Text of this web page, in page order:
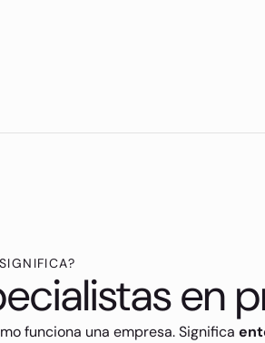
en
funciona una empresa. Significa